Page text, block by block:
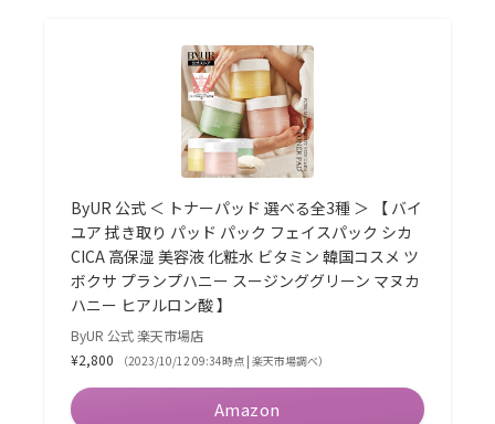
ByUR 公式 ＜ トナーパッド 選べる全3種 ＞ 【 バイ
ユア 拭き取り パッド パック フェイスパック シカ
CICA 高保湿 美容液 化粧水 ビタミン 韓国コスメ ツ
ボクサ プランプハニー スージンググリーン マヌカ
ハニー ヒアルロン酸 】
ByUR 公式 楽天市場店
¥2,800
（2023/10/12 09:34時点 | 楽天市場調べ）
Amazon